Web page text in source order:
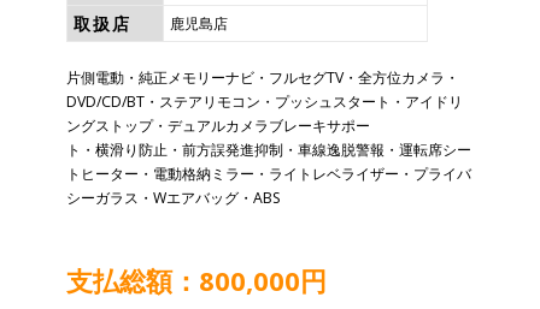
取扱店 鹿児島店
片側電動・純正メモリーナビ・フルセグTV・全方位カメラ・
DVD/CD/BT・ステアリモコン・プッシュスタート・アイドリ
ングストップ・デュアルカメラブレーキサポー
ト・横滑り防止・前方誤発進抑制・車線逸脱警報・運転席シー
トヒーター・電動格納ミラー・ライトレベライザー・プライバ
シーガラス・Wエアバッグ・ABS
支払総額：800,000円